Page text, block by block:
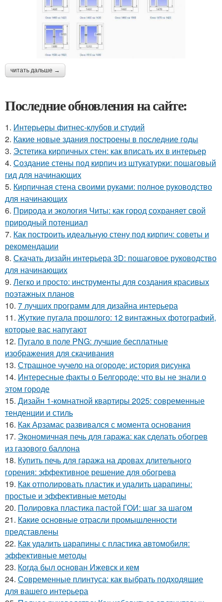
читать дальше →
Последние обновления на сайте:
1. Интерьеры фитнес-клубов и студий
2. Какие новые здания построены в последние годы
3. Эстетика кирпичных стен: как вписать их в интерьер
4. Создание стены под кирпич из штукатурки: пошаговый
гид для начинающих
5. Кирпичная стена своими руками: полное руководство
для начинающих
6. Природа и экология Читы: как город сохраняет свой
природный потенциал
7. Как построить идеальную стену под кирпич: советы и
рекомендации
8. Скачать дизайн интерьера 3D: пошаговое руководство
для начинающих
9. Легко и просто: инструменты для создания красивых
поэтажных планов
10. 7 лучших программ для дизайна интерьера
11. Жуткие пугала прошлого: 12 винтажных фотографий,
которые вас напугают
12. Пугало в поле PNG: лучшие бесплатные
изображения для скачивания
13. Страшное чучело на огороде: история рисунка
14. Интересные факты о Белгороде: что вы не знали о
этом городе
15. Дизайн 1-комнатной квартиры 2025: современные
тенденции и стиль
16. Как Арзамас развивался с момента основания
17. Экономичная печь для гаража: как сделать обогрев
из газового баллона
18. Купить печь для гаража на дровах длительного
горения: эффективное решение для обогрева
19. Как отполировать пластик и удалить царапины:
простые и эффективные методы
20. Полировка пластика пастой ГОИ: шаг за шагом
21. Какие основные отрасли промышленности
представлены
22. Как удалить царапины с пластика автомобиля:
эффективные методы
23. Когда был основан Ижевск и кем
24. Современные плинтуса: как выбрать подходящие
для вашего интерьера